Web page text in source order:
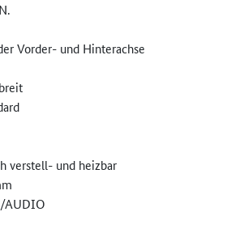
Vorder- und Hinterachse
verstell- und heizbar
AUDIO